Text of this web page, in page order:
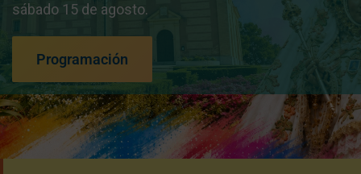
sábado 15 de agosto.
Programación